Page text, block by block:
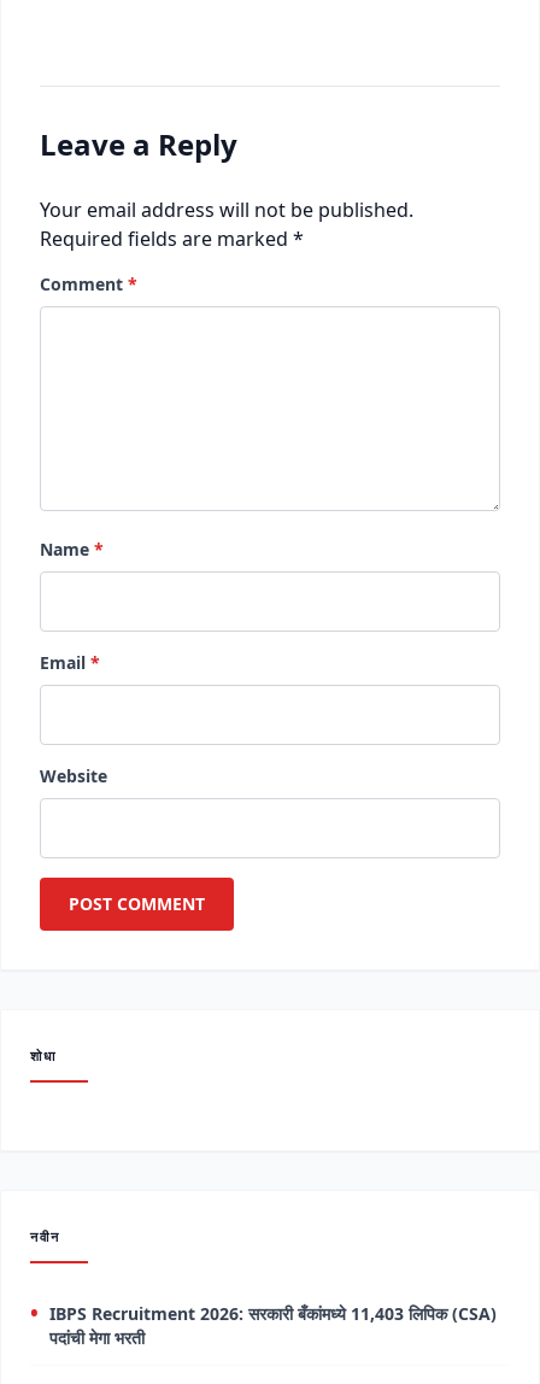
Leave a Reply
Your email address will not be published.
Required fields are marked *
Comment *
Name *
Email *
Website
शोधा
नवीन
IBPS Recruitment 2026: सरकारी बँकांमध्ये 11,403 लिपिक (CSA)
पदांची मेगा भरती